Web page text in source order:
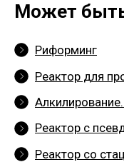
Может
Риформинг
Реактор для
Реактор с
Реактор со